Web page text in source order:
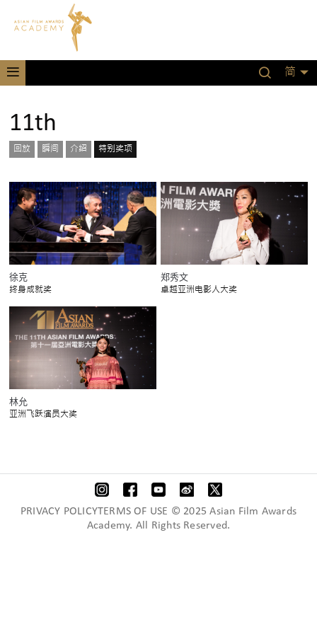
简
11th
回放 瞬间 介绍 特别奖项
徐克
终身成就奖
郑秀文
卓越亚洲电影人大奖
林允
亚洲飞跃演员大奖
PRIVACY POLICYTERMS OF USE © 2025 Asian Film Awards
Academy. All Rights Reserved.